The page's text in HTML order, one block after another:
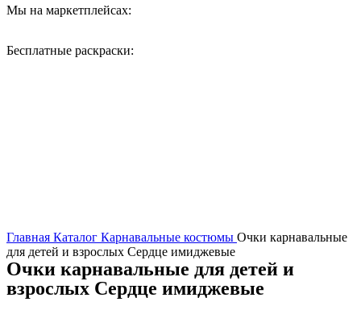
Мы на маркетплейсах:
Бесплатные раскраски:
Главная Каталог Карнавальные костюмы Очки карнавальные
для детей и взрослых Сердце имиджевые
Очки карнавальные для детей и
взрослых Сердце имиджевые